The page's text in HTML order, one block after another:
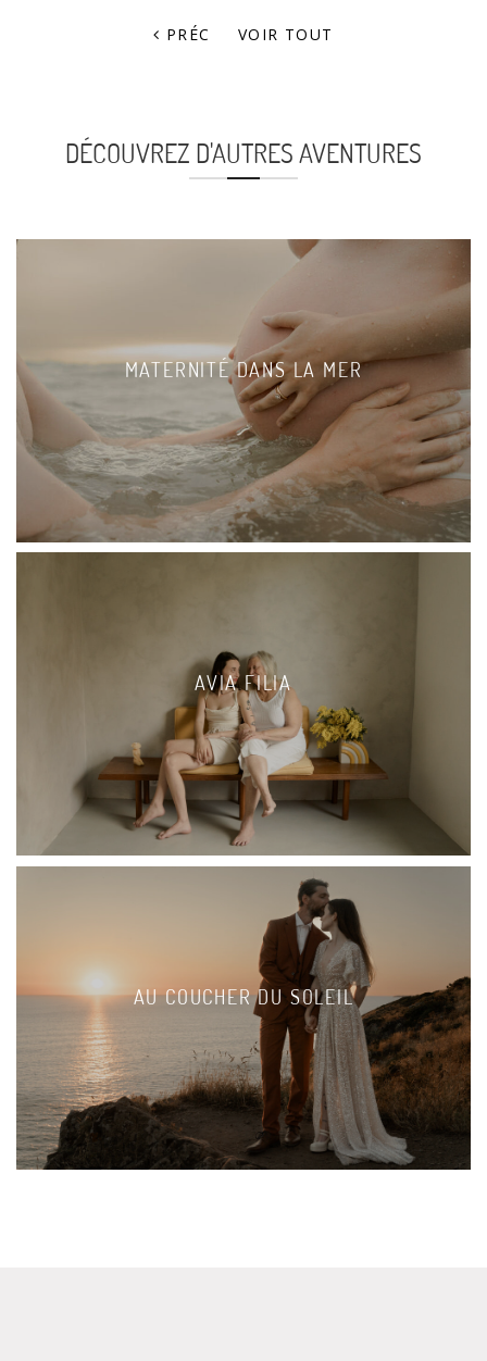
PRÉC VOIR TOUT
DÉCOUVREZ D'AUTRES AVENTURES
MATERNITÉ DANS LA MER
AVIA FILIA
AU COUCHER DU SOLEIL